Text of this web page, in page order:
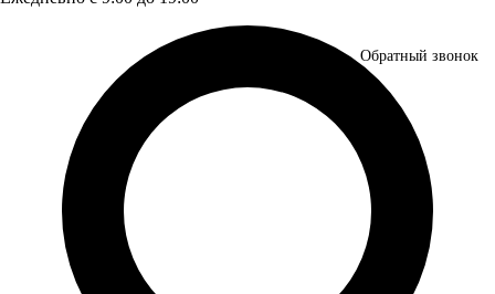
Обратный звонок